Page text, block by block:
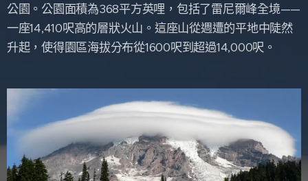
公園。公園面積為368平方英哩，包括了雷尼爾峰全境——
一座14,410呎高的層狀火山。這座山從週遭的平地中陡然
升起，使得園區海拔分布從1600呎到超過14,000呎。